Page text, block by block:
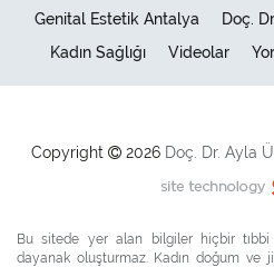
Genital Estetik Antalya
Doç.
Kadın Sağlığı
Videolar
Copyright 2026Doç. Dr. Ayla
Bu sitede yer alan bilgiler hiçbir
dayanak oluşturmaz. Kadın doğum ve